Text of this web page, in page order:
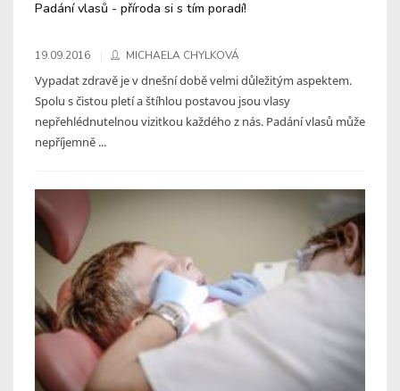
Padání vlasů - příroda si s tím poradí!
19.09.2016 MICHAELA CHYLKOVÁ
Vypadat zdravě je v dnešní době velmi důležitým aspektem.
Spolu s čistou pletí a štíhlou postavou jsou vlasy
nepřehlédnutelnou vizitkou každého z nás. Padání vlasů může
nepříjemně ...